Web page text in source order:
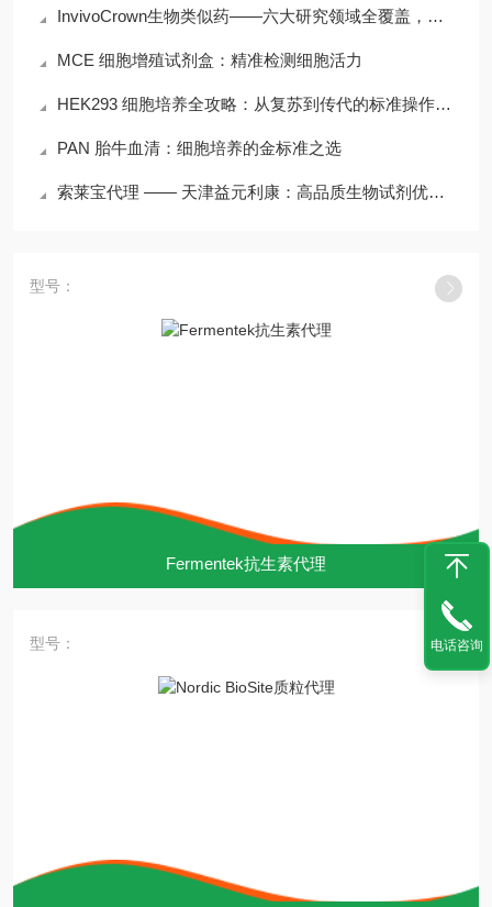
InvivoCrown生物类似药——六大研究领域全覆盖，为临床前研究赋能
MCE 细胞增殖试剂盒：精准检测细胞活力
HEK293 细胞培养全攻略：从复苏到传代的标准操作流程
PAN 胎牛血清：细胞培养的金标准之选
索莱宝代理 —— 天津益元利康：高品质生物试剂优选渠道
型号：
Fermentek抗生素代理
型号： 电话咨询